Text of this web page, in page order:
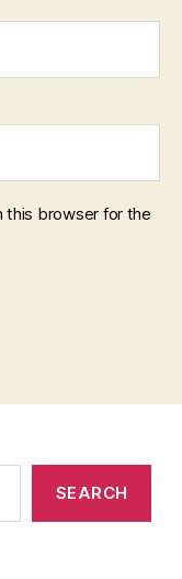
this browser for the
SEARCH